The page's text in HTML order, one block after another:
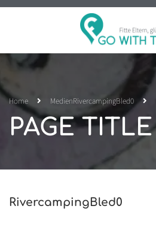
Home MedienRivercampingBled0
PAGE TITLE
RivercampingBled0